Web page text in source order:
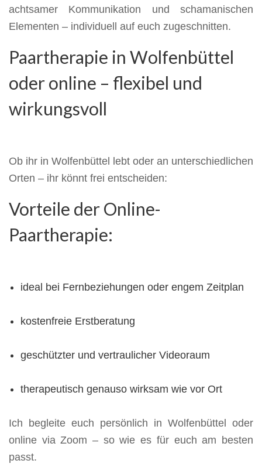
achtsamer Kommunikation und schamanischen
Elementen – individuell auf euch zugeschnitten.
Paartherapie in Wolfenbüttel
oder online – flexibel und
wirkungsvoll
Ob ihr in Wolfenbüttel lebt oder an unterschiedlichen
Orten – ihr könnt frei entscheiden:
Vorteile der Online-
Paartherapie:
ideal bei Fernbeziehungen oder engem Zeitplan
kostenfreie Erstberatung
geschützter und vertraulicher Videoraum
therapeutisch genauso wirksam wie vor Ort
Ich begleite euch persönlich in Wolfenbüttel oder
online via Zoom – so wie es für euch am besten
passt.